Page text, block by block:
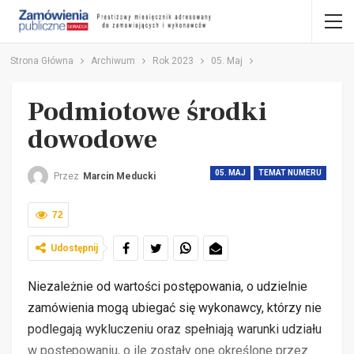
Strona Główna Archiwum Rok 2023 05. Maj
Podmiotowe środki
dowodowe
05. MAJ TEMAT NUMERU
Przez Marcin Meducki
72
Udostępnij
Niezależnie od wartości postępowania, o udzielnie
zamówienia mogą ubiegać się wykonawcy, którzy nie
podlegają wykluczeniu oraz spełniają warunki udziału
w postępowaniu, o ile zostały one określone przez